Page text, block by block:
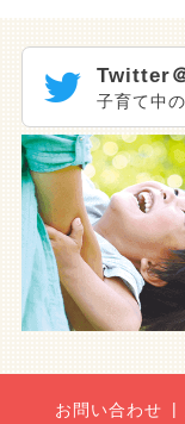
Twitter
子育て中
お問い合わせ